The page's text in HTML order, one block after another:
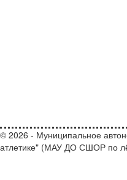
© 2026 - Муниципальное
атлетике" (МАУ ДО СШОР по